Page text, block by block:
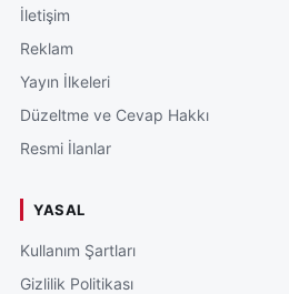
İletişim
Reklam
Yayın İlkeleri
Düzeltme ve Cevap Hakkı
Resmi İlanlar
YASAL
Kullanım Şartları
Gizlilik Politikası